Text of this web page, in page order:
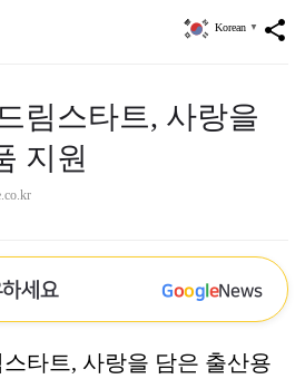
share
Korean ▼
림스타트, 사랑을
지원
세요 GoogleNews
타트, 사랑을 담은 출산용